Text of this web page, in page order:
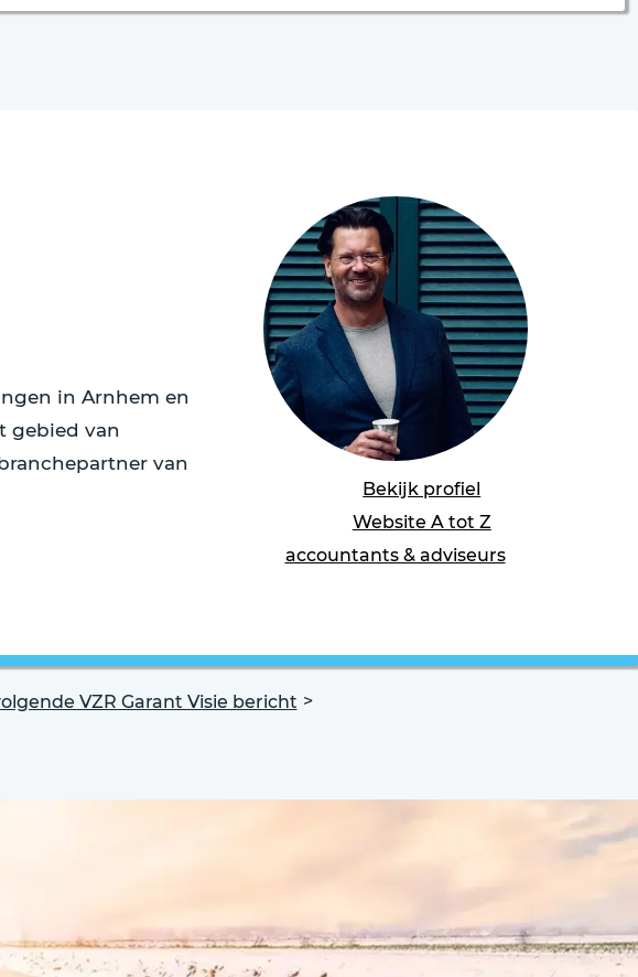
in Arnhem en
gebied van
van
Bekijk profiel
Website A tot Z
accountants & adviseurs
VZR Garant Visie bericht